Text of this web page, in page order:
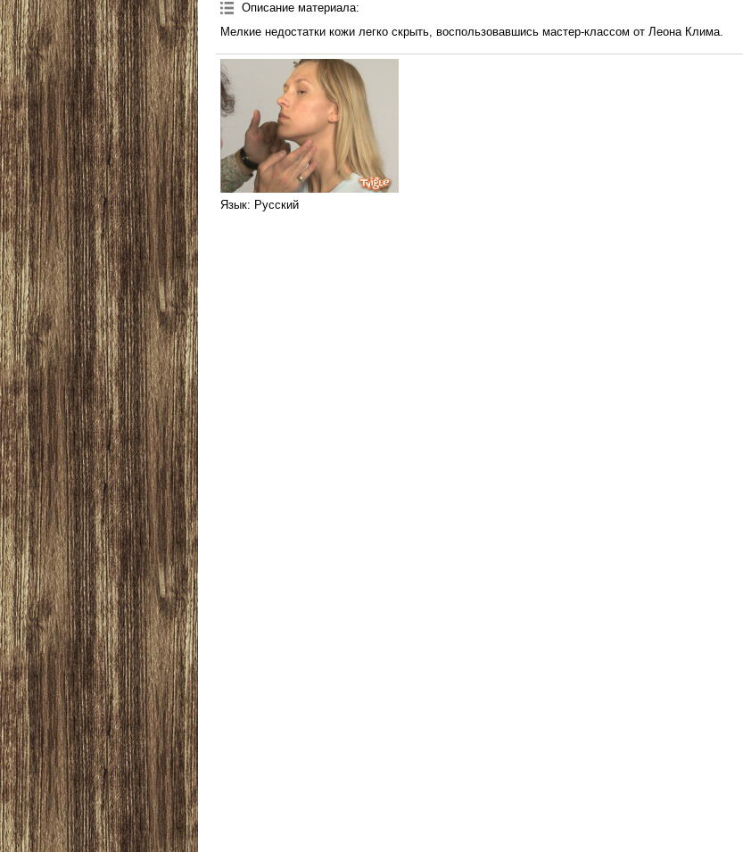
Описание материала:
Мелкие недостатки кожи легко скрыть, воспользовавшись мастер-классом от Леона Клима.
Язык: Русский